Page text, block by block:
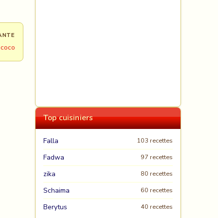
Top cuisiniers
Falla 103 recettes
Fadwa 97 recettes
zika 80 recettes
Schaima 60 recettes
Berytus
40 recettes